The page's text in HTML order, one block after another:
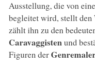
Ausstellung, die von
begleitet wird, stellt den
zählt ihn zu den
Caravaggistenund
Figuren der